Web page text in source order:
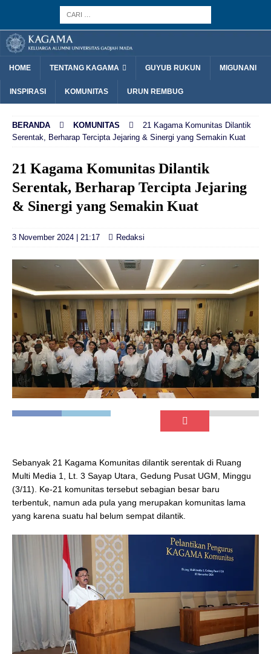
HOME TENTANG KAGAMA GUYUB RUKUN MIGUNANI
INSPIRASI KOMUNITAS URUN REMBUG
BERANDA KOMUNITAS
21 Kagama Komunitas Dilantik
Serentak, Berharap Tercipta Jejaring & Sinergi yang Semakin Kuat
21 Kagama Komunitas Dilantik
Serentak, Berharap Tercipta Jejaring
& Sinergi yang Semakin Kuat
3 November 2024 | 21:17 Redaksi
Sebanyak 21 Kagama Komunitas dilantik serentak di Ruang
Multi Media 1, Lt. 3 Sayap Utara, Gedung Pusat UGM, Minggu
(3/11). Ke-21 komunitas tersebut sebagian besar baru
terbentuk, namun ada pula yang merupakan komunitas lama
yang karena suatu hal belum sempat dilantik.